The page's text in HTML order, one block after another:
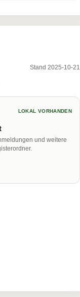
Stand 2025-10-21
LOKAL VORHANDEN
und weitere